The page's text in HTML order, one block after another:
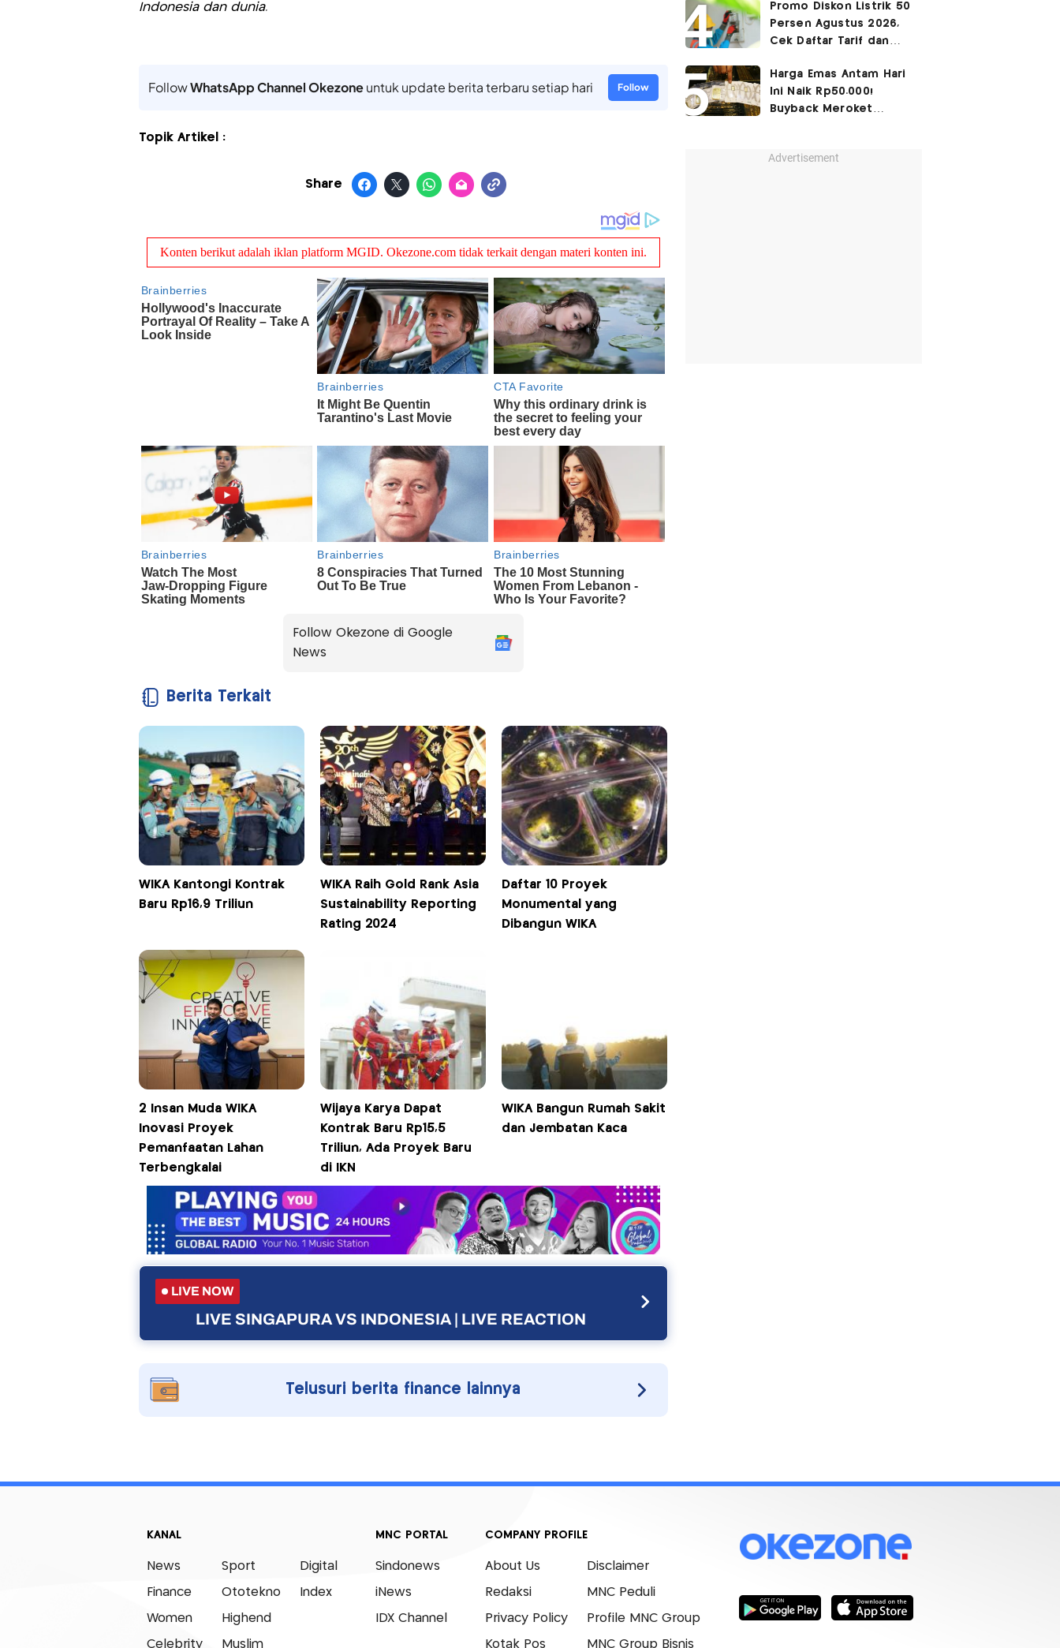
Indonesia dan dunia.
FollowWhatsApp Channel Okezoneuntuk update berita terbaru setiap hari Follow
Topik Artikel :
Share
Follow Okezone di Google
News
Berita Terkait
WIKA Kantongi Kontrak
Baru Rp16,9 Triliun
WIKA Raih Gold Rank Asia
Sustainability Reporting
Rating 2024
Daftar 10 Proyek
Monumental yang
Dibangun WIKA
2 Insan Muda WIKA
Inovasi Proyek
Pemanfaatan Lahan
Terbengkalai
Wijaya Karya Dapat
Kontrak Baru Rp15,5
Triliun, Ada Proyek Baru
di IKN
WIKA Bangun Rumah Sakit
dan Jembatan Kaca
LIVE NOW
LIVE SINGAPURA VS INDONESIA | LIVE REACTION
Telusuri berita finance lainnya
2026
Promo Diskon Listrik 50
Persen Agustus 2026,
Cek Daftar Tarif dan
Harga Emas Antam Hari
Ini Naik Rp50.000!
Buyback Meroket
Advertisement
KANAL
News
Finance
Women
Celebrity
Sport
Ototekno
Highend
Muslim
Digital
Index
MNC PORTAL
Sindonews
iNews
IDX Channel
COMPANY PROFILE
About Us
Redaksi
Privacy Policy
Kotak Pos
Disclaimer
MNC Peduli
Profile MNC Group
MNC Group Bisnis